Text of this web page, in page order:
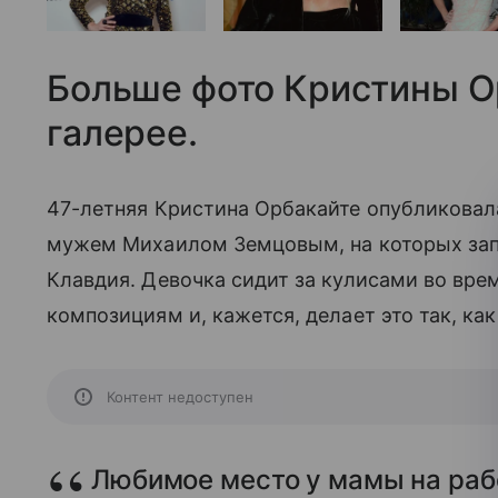
Больше фото Кристины
галерее.
47-летняя Кристина Орбакайте
мужем Михаилом Земцовым, на которых
Клавдия. Девочка сидит за кулисами во
композициям и, кажется, делает это так,
Контент недоступен
Любимое место у мамы на